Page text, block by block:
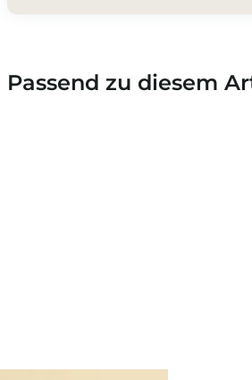
Passend zu diesem